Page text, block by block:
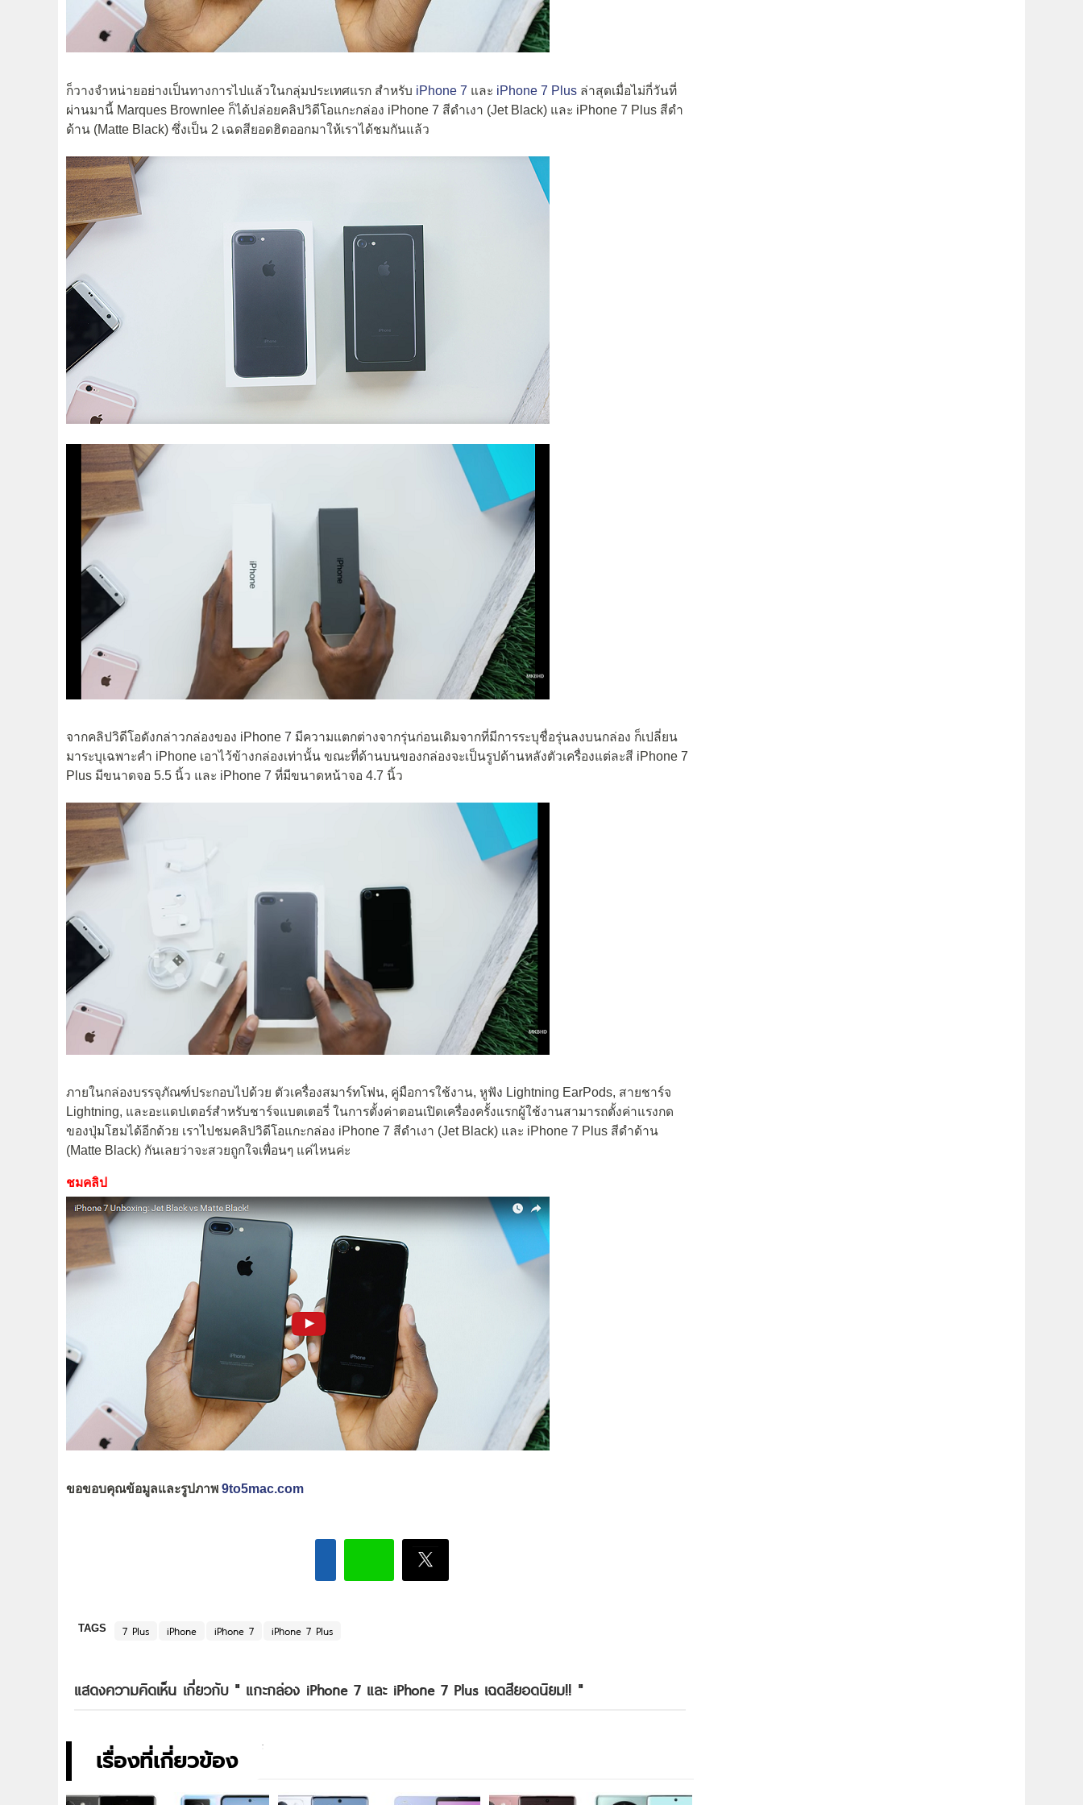
ก็วางจำหน่ายอย่างเป็นทางการไปแล้วในกลุ่มประเทศแรก สำหรับ iPhone 7 และ iPhone 7 Plus ล่าสุดเมื่อไม่กี่วันที่
ผ่านมานี้ Marques Brownlee ก็ได้ปล่อยคลิปวิดีโอแกะกล่อง iPhone 7 สีดำเงา (Jet Black) และ iPhone 7 Plus สีดำ
ด้าน (Matte Black) ซึ่งเป็น 2 เฉดสียอดฮิตออกมาให้เราได้ชมกันแล้ว
จากคลิปวิดีโอดังกล่าวกล่องของ iPhone 7 มีความแตกต่างจากรุ่นก่อนเดิมจากที่มีการระบุชื่อรุ่นลงบนกล่อง ก็เปลี่ยน
มาระบุเฉพาะคำ iPhone เอาไว้ข้างกล่องเท่านั้น ขณะที่ด้านบนของกล่องจะเป็นรูปด้านหลังตัวเครื่องแต่ละสี iPhone 7
Plus มีขนาดจอ 5.5 นิ้ว และ iPhone 7 ที่มีขนาดหน้าจอ 4.7 นิ้ว
ภายในกล่องบรรจุภัณฑ์ประกอบไปด้วย ตัวเครื่องสมาร์ทโฟน, คู่มือการใช้งาน, หูฟัง Lightning EarPods, สายชาร์จ
Lightning, และอะแดปเตอร์สำหรับชาร์จแบตเตอรี่ ในการตั้งค่าตอนเปิดเครื่องครั้งแรกผู้ใช้งานสามารถตั้งค่าแรงกด
ของปุ่มโฮมได้อีกด้วย เราไปชมคลิปวิดีโอแกะกล่อง iPhone 7 สีดำเงา (Jet Black) และ iPhone 7 Plus สีดำด้าน
(Matte Black) กันเลยว่าจะสวยถูกใจเพื่อนๆ แค่ไหนค่ะ
ชมคลิป
ขอขอบคุณข้อมูลและรูปภาพ 9to5mac.com
TAGS 7 Plus iPhone iPhone 7 iPhone 7 Plus
แสดงความคิดเห็น เกี่ยวกับ " แกะกล่อง iPhone 7 และ iPhone 7 Plus เฉดสียอดนิยม!! "
เรื่องที่เกี่ยวข้อง